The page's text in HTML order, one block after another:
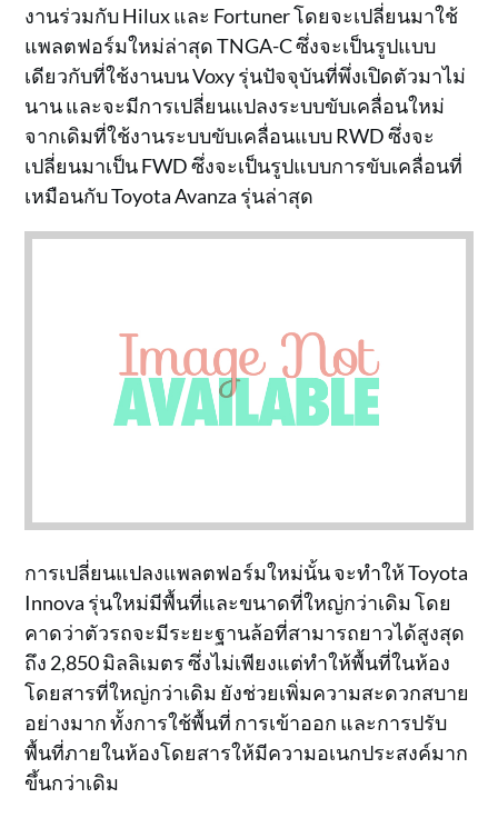
งานร่วมกับ Hilux และ Fortuner โดยจะเปลี่ยนมาใช้
แพลตฟอร์มใหม่ล่าสุด TNGA-C ซึ่งจะเป็นรูปแบบ
เดียวกับที่ใช้งานบน Voxy รุ่นปัจจุบันที่พึ่งเปิดตัวมาไม่
นาน และจะมีการเปลี่ยนแปลงระบบขับเคลื่อนใหม่
จากเดิมที่ใช้งานระบบขับเคลื่อนแบบ RWD ซึ่งจะ
เปลี่ยนมาเป็น FWD ซึ่งจะเป็นรูปแบบการขับเคลื่อนที่
เหมือนกับ Toyota Avanza รุ่นล่าสุด
การเปลี่ยนแปลงแพลตฟอร์มใหม่นั้น จะทำให้ Toyota
Innova รุ่นใหม่มีพื้นที่และขนาดที่ใหญ่กว่าเดิม โดย
คาดว่าตัวรถจะมีระยะฐานล้อที่สามารถยาวได้สูงสุด
ถึง 2,850 มิลลิเมตร ซึ่งไม่เพียงแต่ทำให้พื้นที่ในห้อง
โดยสารที่ใหญ่กว่าเดิม ยังช่วยเพิ่มความสะดวกสบาย
อย่างมาก ทั้งการใช้พื้นที่ การเข้าออก และการปรับ
พื้นที่ภายในห้องโดยสารให้มีความอเนกประสงค์มาก
ขึ้นกว่าเดิม